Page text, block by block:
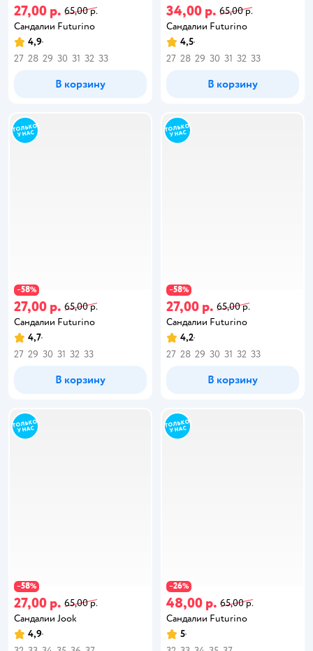
27,00 р. 65,00 р.
Сандалии Futurino
4,9
27 28 29 30 31 32 33
В корзину
34,00 р. 65,00 р.
Сандалии Futurino
4,5
27 28 29 30 31 32 33
В корзину
−58%
27,00 р. 65,00 р.
Сандалии Futurino
4,7
27 29 30 31 32 33
В корзину
−58%
27,00 р. 65,00 р.
Сандалии Futurino
4,2
27 28 29 30 31 32 33
В корзину
−58%
27,00 р. 65,00 р.
Сандалии Jook
4,9
−26%
48,00 р. 65,00 р.
Сандалии Futurino
5